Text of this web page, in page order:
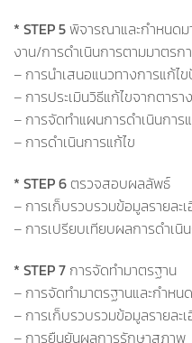
* STEP 5พิจารณาและกำหนดม
งาน/การดำเนินการตามมาตรก
– การนำเสนอแนวทางการแก้ไ
– การประเมินวิธีแก้ไขจากตารา
– การจัดทำแผนการดำเนินการ
– การดำเนินการแก้ไข
* STEP 6 ตรวจสอบผลลัพธ์
– การเก็บรวบรวมข้อมูลรายละ
– การเปรียบเทียบผลการดำเนิ
* STEP 7 การจัดทำมาตรฐาน
– การจัดทำมาตรฐานและกำห
– การเก็บรวบรวมข้อมูลรายละ
– การยืนยันผลการรักษาสภาพ